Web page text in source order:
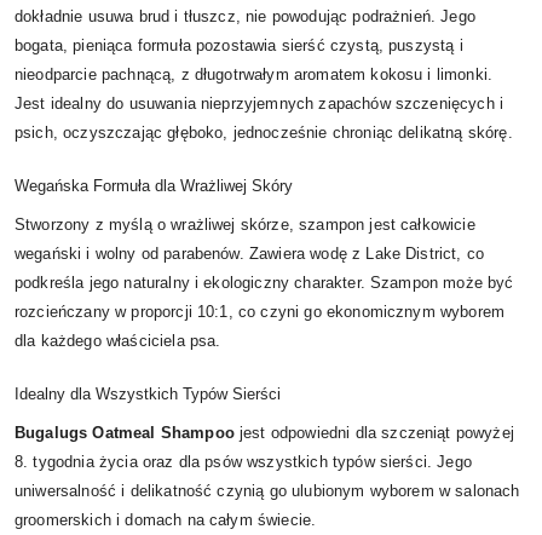
dokładnie usuwa brud i tłuszcz, nie powodując podrażnień. Jego
bogata, pieniąca formuła pozostawia sierść czystą, puszystą i
nieodparcie pachnącą, z długotrwałym aromatem kokosu i limonki.
Jest idealny do usuwania nieprzyjemnych zapachów szczenięcych i
psich, oczyszczając głęboko, jednocześnie chroniąc delikatną skórę.
Wegańska Formuła dla Wrażliwej Skóry
Stworzony z myślą o wrażliwej skórze, szampon jest całkowicie
wegański i wolny od parabenów. Zawiera wodę z Lake District, co
podkreśla jego naturalny i ekologiczny charakter. Szampon może być
rozcieńczany w proporcji 10:1, co czyni go ekonomicznym wyborem
dla każdego właściciela psa.
Idealny dla Wszystkich Typów Sierści
Bugalugs Oatmeal Shampoojest odpowiedni dla szczeniąt powyżej
8. tygodnia życia oraz dla psów wszystkich typów sierści. Jego
uniwersalność i delikatność czynią go ulubionym wyborem w salonach
groomerskich i domach na całym świecie.